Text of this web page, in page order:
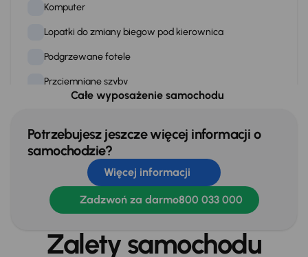
Komputer
Lopatki do zmiany biegow pod kierownica
Podgrzewane fotele
Przciemniane szyby
Stereo
Stop Start systém
Tempomat
WSP. KIEROWNICY
Całe wyposażenie samochodu
Potrzebujesz jeszcze więcej informacji o
samochodzie?
Więcej informacji
Zadzwoń za darmo800 033 000
Zalety samochodu